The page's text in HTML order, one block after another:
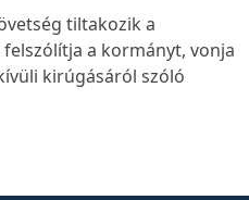
tiltakozik a
a kormányt, vonja
kirúgásáról szóló